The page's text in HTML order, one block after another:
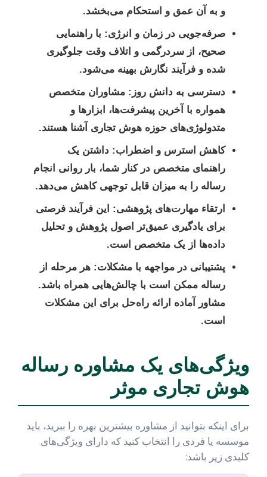
و به آن عمق و استحکام می‌بخشد.
صرفه‌جویی در زمان و انرژی: با راهنمایی
صحیح، از سردرگمی و اتلاف وقت جلوگیری
شده و فرآیند نگارش بهینه می‌شود.
دسترسی به دانش روز: مشاوران متخصص
همواره با آخرین پیشرفت‌ها، ابزارها و
متدولوژی‌های حوزه هوش تجاری آشنا هستند.
کاهش استرس و اضطراب: داشتن یک
راهنمای متخصص در کنار شما، بار روانی انجام
رساله را به میزان قابل توجهی کاهش می‌دهد.
ارتقاء مهارت‌های پژوهشی: این فرآیند فرصتی
برای یادگیری عمیق‌تر اصول پژوهش و تحلیل
داده‌ها از یک متخصص است.
پشتیبانی در مواجهه با مشکلات: هر مرحله از
رساله ممکن است با چالش‌هایی همراه باشد.
مشاور آماده ارائه راه‌حل برای این مشکلات
است.
ویژگی‌های یک مشاوره رساله
هوش تجاری موثر
برای اینکه بتوانید از مشاوره بیشترین بهره را ببرید، باید
موسسه یا فردی را انتخاب کنید که دارای ویژگی‌های
کلیدی زیر باشد: